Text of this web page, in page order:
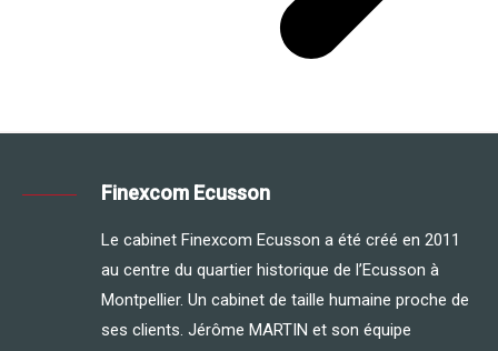
Finexcom Ecusson
Le cabinet Finexcom Ecusson a été créé en 2011
au centre du quartier historique de l’Ecusson à
Montpellier. Un cabinet de taille humaine proche de
ses clients. Jérôme MARTIN et son équipe